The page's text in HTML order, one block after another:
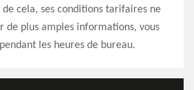
de cela, ses conditions tarifaires ne
de plus amples informations, vous
les heures de bureau.